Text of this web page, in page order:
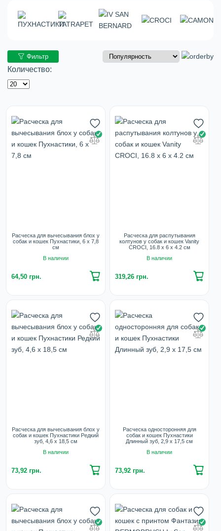
Фильтр
Количество:
Расческа для вычесывания блох у
собак и кошек Пухнастики, 6 х 7,8
см
В наличии
64,50 грн.
Расческа для распутывания
колтунов у собак и кошек Vanity
CROCI, 16.8 х 6 х 4.2 см
В наличии
319,26 грн.
Расческа для вычесывания блох у
собак и кошек Пухнастики Редкий
зуб, 4,6 х 18,5 см
В наличии
73,92 грн.
Расческа односторонняя для
собак и кошек Пухнастики
Длинный зуб, 2,9 х 17,5 см
В наличии
73,92 грн.